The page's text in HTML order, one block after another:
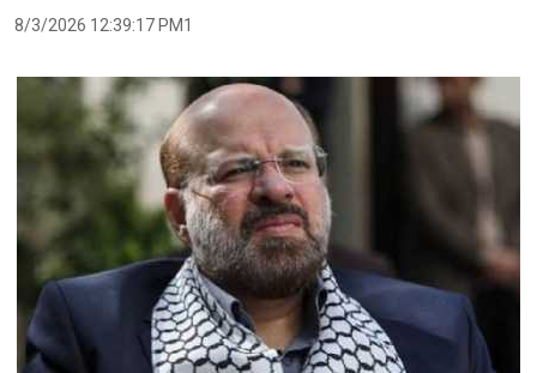
8/3/2026 12:39:17 PM1